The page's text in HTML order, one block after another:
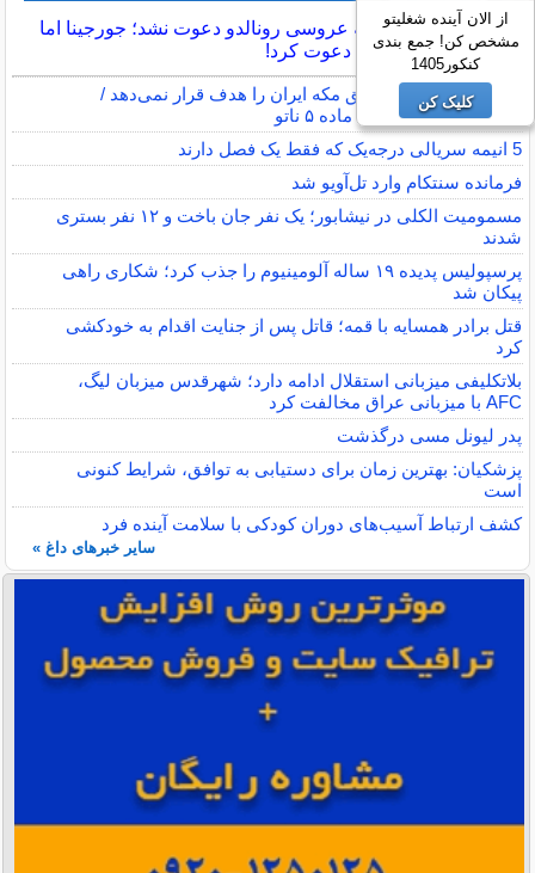
مسی به عروسی رونالدو دعوت نشد؛ جورجینا اما
آنتونلا را دعوت کرد!
وزیر خارجه ترکیه: توافق مکه ایران را هدف قرار نمی‌دهد /
سازوکار دفاعی مشابه ماده ۵ ناتو
5 انیمه سریالی درجه‌یک که فقط یک فصل دارند
فرمانده سنتکام وارد تل‌آویو شد
مسمومیت الکلی در نیشابور؛ یک نفر جان باخت و ۱۲ نفر بستری
شدند
پرسپولیس پدیده ۱۹ ساله آلومینیوم را جذب کرد؛ شکاری راهی
پیکان شد
قتل برادر همسایه با قمه؛ قاتل پس از جنایت اقدام به خودکشی
کرد
بلاتکلیفی میزبانی استقلال ادامه دارد؛ شهرقدس میزبان لیگ،
AFC با میزبانی عراق مخالفت کرد
پدر لیونل مسی درگذشت
پزشکیان: بهترین زمان برای دستیابی به توافق، شرایط کنونی
است
کشف ارتباط آسیب‌های دوران کودکی با سلامت آینده فرد
سایر خبرهای داغ »
از الان آینده شغلیتو
مشخص کن! جمع بندی
کنکور1405
کلیک کن